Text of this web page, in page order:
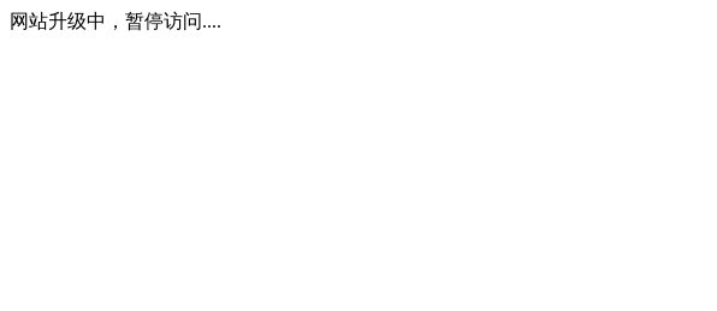
网站升级中，暂停访问....